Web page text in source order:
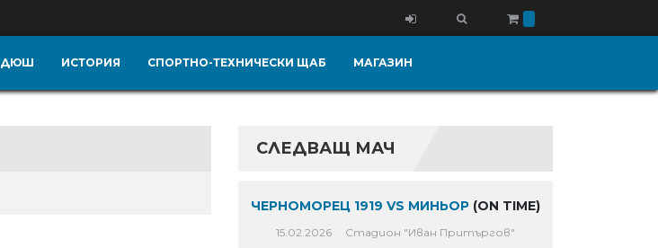
ДЮШ ИСТОРИЯ СПОРТНО-ТЕХНИЧЕСКИ ЩАБ МАГАЗИН
СЛЕДВАЩ МАЧ
ЧЕРНОМОРЕЦ 1919 VS МИНЬОР (ON TIME)
15.02.2026 Стадион "Иван Притъргов"